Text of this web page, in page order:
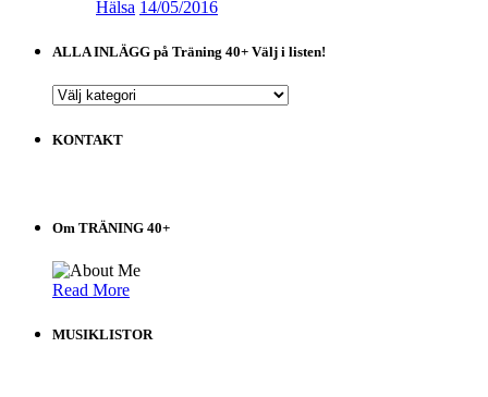
Hälsa 14/05/2016
ALLA INLÄGG på Träning 40+ Välj i listen!
ALLA
på
listen!
KONTAKT
Om TRÄNING 40+
Read More
MUSIKLISTOR